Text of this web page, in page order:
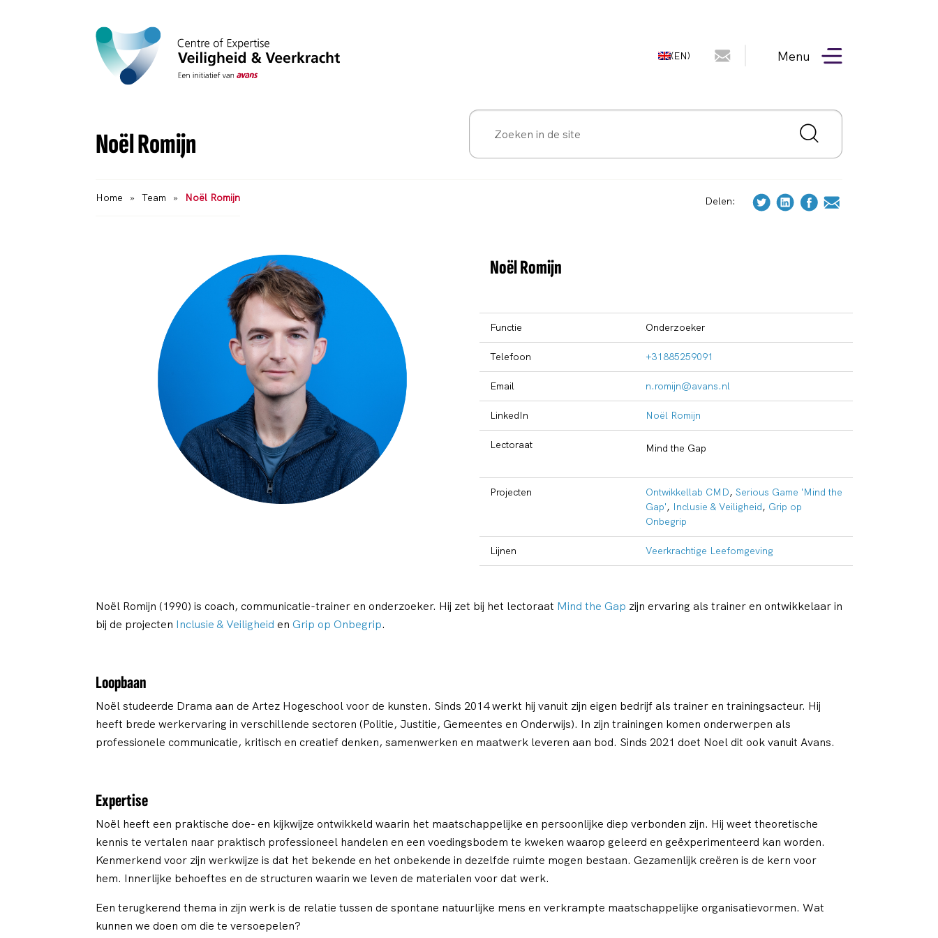
(EN) Menu
Noël Romijn
Home » Team » Noël Romijn Delen:
Noël Romijn
Functie Onderzoeker
Telefoon +31885259091
Email n.romijn@avans.nl
LinkedIn Noël Romijn
Lectoraat Mind the Gap
Projecten Ontwikkellab CMD, Serious Game 'Mind the
Gap', Inclusie & Veiligheid, Grip op
Onbegrip
Lijnen Veerkrachtige Leefomgeving
Noël Romijn (1990) is coach, communicatie-trainer en onderzoeker. Hij zet bij het lectoraat Mind the Gap zijn ervaring als trainer en ontwikkelaar in
bij de projecten Inclusie & Veiligheid en Grip op Onbegrip.
Loopbaan
Noël studeerde Drama aan de Artez Hogeschool voor de kunsten. Sinds 2014 werkt hij vanuit zijn eigen bedrijf als trainer en trainingsacteur. Hij
heeft brede werkervaring in verschillende sectoren (Politie, Justitie, Gemeentes en Onderwijs). In zijn trainingen komen onderwerpen als
professionele communicatie, kritisch en creatief denken, samenwerken en maatwerk leveren aan bod. Sinds 2021 doet Noel dit ook vanuit Avans.
Expertise
Noël heeft een praktische doe- en kijkwijze ontwikkeld waarin het maatschappelijke en persoonlijke diep verbonden zijn. Hij weet theoretische
kennis te vertalen naar praktisch professioneel handelen en een voedingsbodem te kweken waarop geleerd en geëxperimenteerd kan worden.
Kenmerkend voor zijn werkwijze is dat het bekende en het onbekende in dezelfde ruimte mogen bestaan. Gezamenlijk creëren is de kern voor
hem. Innerlijke behoeftes en de structuren waarin we leven de materialen voor dat werk.
Een terugkerend thema in zijn werk is de relatie tussen de spontane natuurlijke mens en verkrampte maatschappelijke organisatievormen. Wat
kunnen we doen om die te versoepelen?